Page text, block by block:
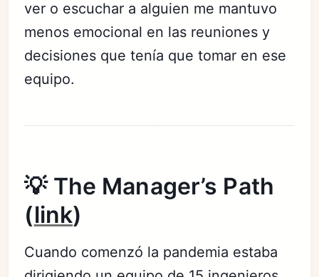
ver o escuchar a alguien me mantuvo
menos emocional en las reuniones y
decisiones que tenía que tomar en ese
equipo.
💡 The Manager’s Path
(link)
Cuando comenzó la pandemia estaba